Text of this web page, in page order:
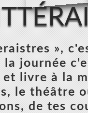
»,
journée
livre à la
le théâtre
de tes